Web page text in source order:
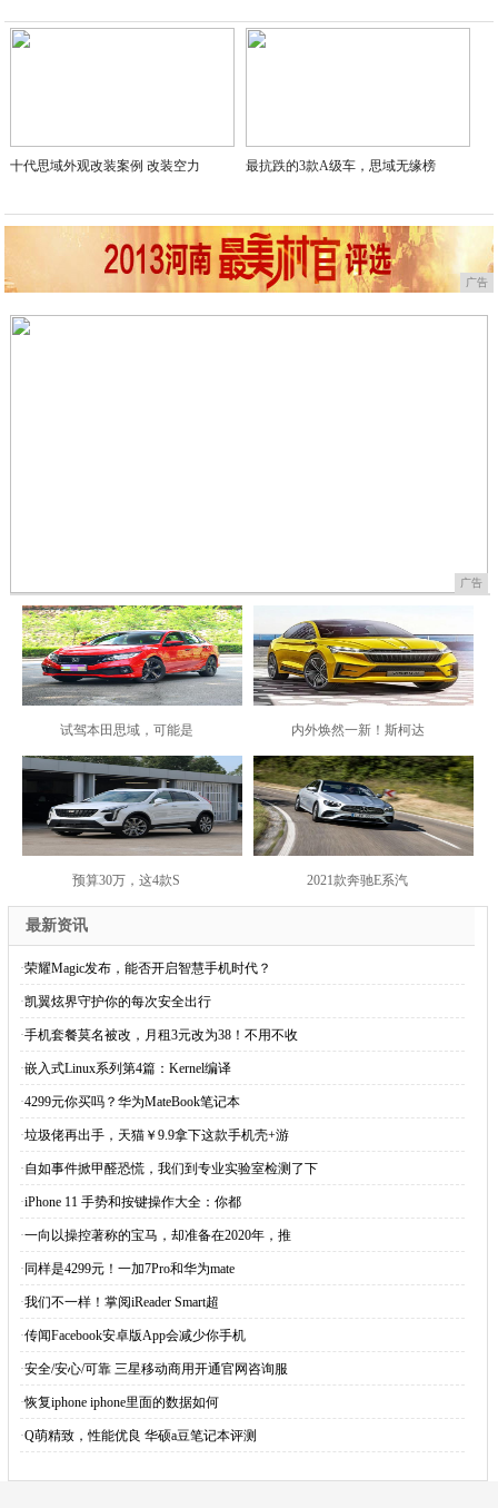
2020-08-21
十代思域外观改装案例 改装空力 最抗跌的3款A级车，思域无缘榜
广告
广告
试驾本田思域，可能是 内外焕然一新！斯柯达
预算30万，这4款S 2021款奔驰E系汽
最新资讯
·荣耀Magic发布，能否开启智慧手机时代？
·凯翼炫界守护你的每次安全出行
·手机套餐莫名被改，月租3元改为38！不用不收
·嵌入式Linux系列第4篇：Kernel编译
·4299元你买吗？华为MateBook笔记本
·垃圾佬再出手，天猫￥9.9拿下这款手机壳+游
·自如事件掀甲醛恐慌，我们到专业实验室检测了下
·iPhone 11 手势和按键操作大全：你都
·一向以操控著称的宝马，却准备在2020年，推
· 同样是4299元！一加7Pro和华为mate
·我们不一样！掌阅iReader Smart超
·传闻Facebook安卓版App会减少你手机
·安全/安心/可靠 三星移动商用开通官网咨询服
·恢复iphone iphone里面的数据如何
·Q萌精致，性能优良 华硕a豆笔记本评测